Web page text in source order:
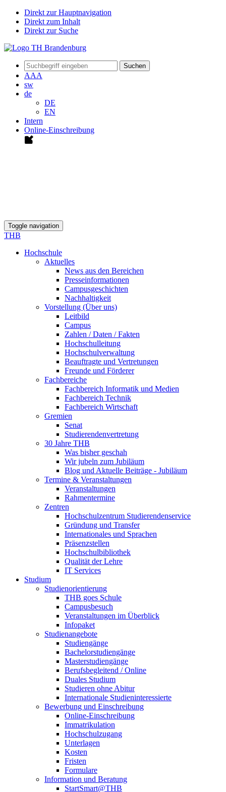
Direkt zur Hauptnavigation
Direkt zum Inhalt
Direkt zur Suche
Suchen
AAA
sw
de
DE
EN
Intern
Online-Einschreibung
Toggle navigation
THB
Hochschule
Aktuelles
News aus den Bereichen
Presseinformationen
Campusgeschichten
Nachhaltigkeit
Vorstellung (Über uns)
Leitbild
Campus
Zahlen / Daten / Fakten
Hochschulleitung
Hochschulverwaltung
Beauftragte und Vertretungen
Freunde und Förderer
Fachbereiche
Fachbereich Informatik und Medien
Fachbereich Technik
Fachbereich Wirtschaft
Gremien
Senat
Studierendenvertretung
30 Jahre THB
Was bisher geschah
Wir jubeln zum Jubiläum
Blog und Aktuelle Beiträge - Jubiläum
Termine & Veranstaltungen
Veranstaltungen
Rahmentermine
Zentren
Hochschulzentrum Studierendenservice
Gründung und Transfer
Internationales und Sprachen
Präsenzstellen
Hochschulbibliothek
Qualität der Lehre
IT Services
Studium
Studienorientierung
THB goes Schule
Campusbesuch
Veranstaltungen im Überblick
Infopaket
Studienangebote
Studiengänge
Bachelorstudiengänge
Masterstudiengänge
Berufsbegleitend / Online
Duales Studium
Studieren ohne Abitur
Internationale Studieninteressierte
Bewerbung und Einschreibung
Online-Einschreibung
Immatrikulation
Hochschulzugang
Unterlagen
Kosten
Fristen
Formulare
Information und Beratung
StartSmart@THB